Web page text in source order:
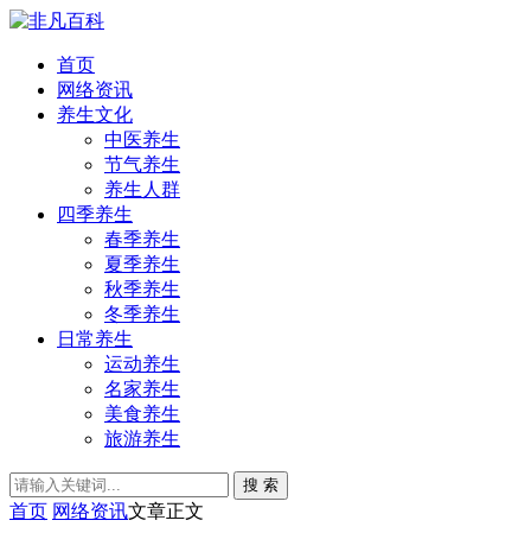
首页
网络资讯
养生文化
中医养生
节气养生
养生人群
四季养生
春季养生
夏季养生
秋季养生
冬季养生
日常养生
运动养生
名家养生
美食养生
旅游养生
搜 索
首页 网络资讯文章正文